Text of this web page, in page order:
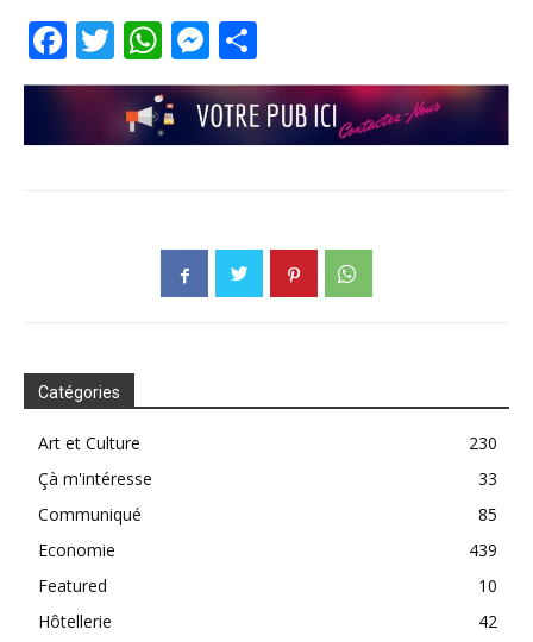
Facebook
TwitterWhatsApp
Messenger
Catégories
Art et Culture
230
Çà m'intéresse
33
Communiqué
85
Economie
439
Featured
10
Hôtellerie
42